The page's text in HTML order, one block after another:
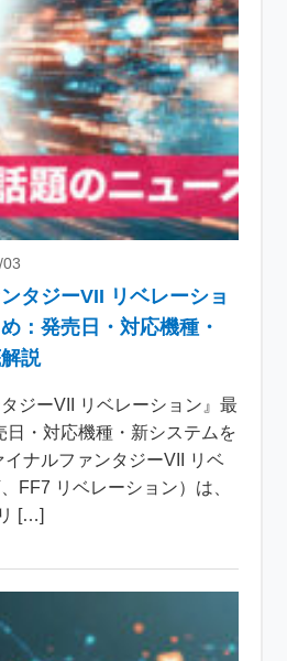
タジーVII リベレーショ
：発売日・対応機種・
説
ジーVII リベレーション』最
・対応機種・新システムを
ナルファンタジーVII リベ
FF7 リベレーション）は、
[…]